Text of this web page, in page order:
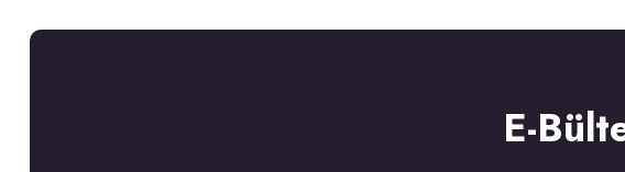
E-